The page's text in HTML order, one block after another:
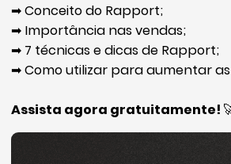
➡ Conceito do Rapport;
➡ Importância nas vendas;
➡ 7 técnicas e dicas de Rapport;
➡ Como utilizar para aumentar
Assista agora gratuitamente!